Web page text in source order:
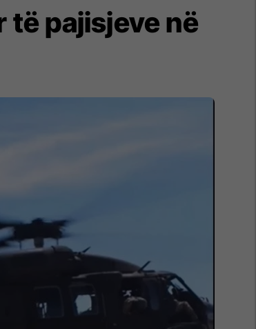
të pajisjeve në